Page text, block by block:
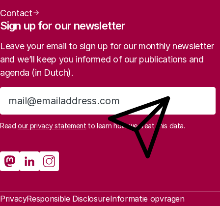
Contact
Sign up for our newsletter
Leave your email to sign up for our monthly newsletter
and we’ll keep you informed of our publications and
agenda (in Dutch).
Sign up
Readour privacy statement to learn how we treat this data.
Social media
Rathenau Mastodon
Rathenau LinkedIn
Rathenau Instagram
Legal information
PrivacyResponsible DisclosureInformatie opvragen